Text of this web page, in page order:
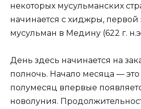
некоторых мусульманских
начинается с хиджры,
мусульман в Медину (622 г.
День здесь начинается на
полночь. Начало месяца — это
полумесяц впервые
новолуния.